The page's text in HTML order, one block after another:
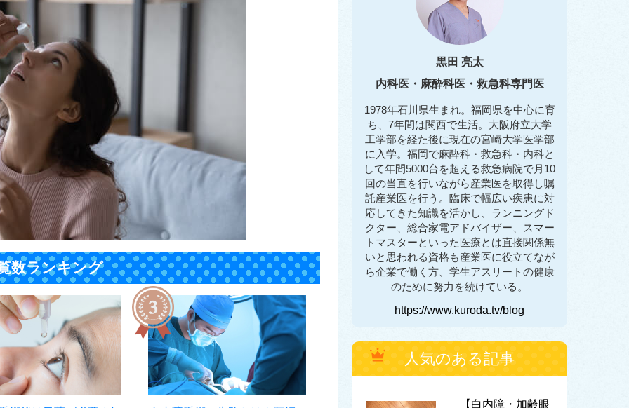
数ランキング
黒田 亮太
内科医・麻酔科医・救急科専門医
1978年石川県生まれ。福岡県を中心に育
ち、7年間は関西で生活。大阪府立大学
工学部を経た後に現在の宮崎大学医学部
に入学。福岡で麻酔科・救急科・内科と
して年間5000台を超える救急病院で月10
回の当直を行いながら産業医を取得し嘱
託産業医を行う。臨床で幅広い疾患に対
応してきた知識を活かし、ランニングド
クター、総合家電アドバイザー、スマー
トマスターといった医療とは直接関係無
いと思われる資格も産業医に役立てなが
ら企業で働く方、学生アスリートの健康
のために努力を続けている。
https://www.kuroda.tv/blog
人気のある記事
【白内障・加齢眼